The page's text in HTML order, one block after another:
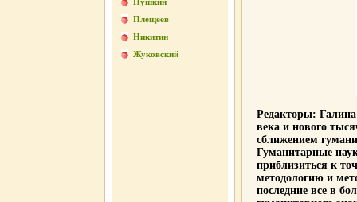
Плещеев
Никитин
Жуковский
Редакторы:
века и нового
сближением
Гуманитарные
приблизиться к
методологию и
последние все в